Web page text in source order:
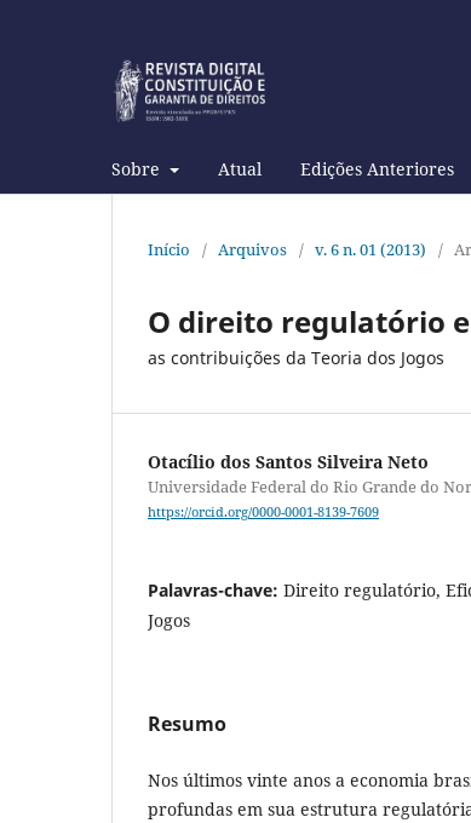
Sobre Atual Edições Anteriores
Início / Arquivos / v. 6 n. 01 (2013) /
O direito regulatório
as contribuições da Teoria dos Jogos
Otacílio dos Santos Silveira Neto
Universidade Federal do Rio Grande do
https://orcid.org/0000-0001-8139-7609
Palavras-chave: Direito regulatório,
Jogos
Resumo
Nos últimos vinte anos a economia
profundas em sua estrutura